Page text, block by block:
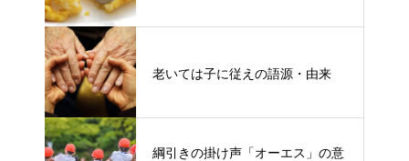
老いては子に従えの語源・由来
綱引きの掛け声「オーエス」の意